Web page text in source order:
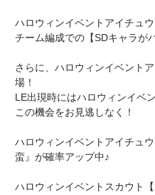
ハロウィンイベントアイチュ
チーム編成での【SDキャラが
さらに、ハロウィンイベント
場！
LE出現時にはハロウィンイベ
この機会をお見逃しなく！
ハロウィンイベントアイチュ
蛮』が確率アップ中♪
ハロウィンイベントスカウト